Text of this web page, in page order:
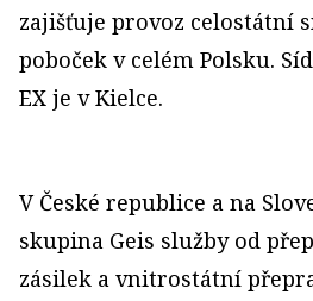
zajišťuje provoz celostátní
poboček v celém Polsku.
EX je v Kielce.
V České republice a na
skupina Geis služby od
zásilek a vnitrostátní